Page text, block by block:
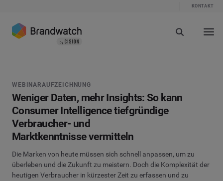
KONTAKT
WEBINARAUFZEICHNUNG
Weniger Daten, mehr Insights: So kann
Consumer Intelligence tiefgründige
Verbraucher- und
Marktkenntnisse vermitteln
Die Marken von heute müssen sich schnell anpassen, um zu
überleben und die Zukunft zu meistern. Doch die Komplexität der
heutigen Verbraucher in kürzester Zeit zu erfassen und zu